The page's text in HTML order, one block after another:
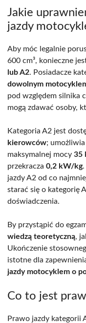
Jakie
jazdy
Aby móc legalnie
600 cm³, konieczne
lub A2. Posiadacze
dowolnym
pod względem silnika
mogą zdawać osoby,
Kategoria A2 jest
kierowców;
maksymalnej mocy 35
przekracza 0,2 kW/kg.
jazdy A2 od co
starać się o kategorię
doświadczenia.
By przystąpić do
wiedzą teoretyczną,
Ukończenie
istotne dla
jazdy motocyklem o
Co to jest
Prawo jazdy kategorii